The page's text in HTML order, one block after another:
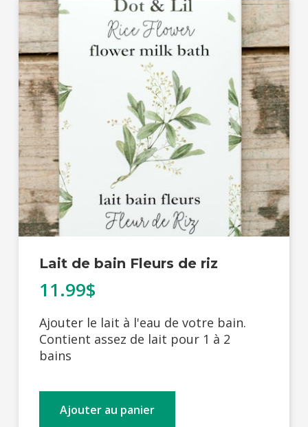
Lait de bain Fleurs de riz
11.99$
Ajouter le lait à l'eau de votre bain.
Contient assez de lait pour 1 à 2
bains
Ajouter au panier